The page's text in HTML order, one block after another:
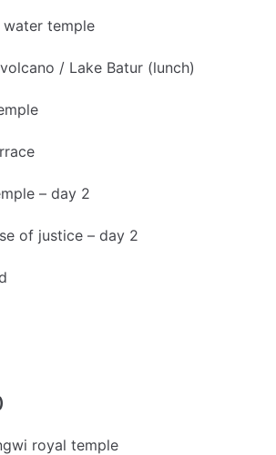
temple
/ Lake Batur (lunch)
– day 2
of justice – day 2
royal temple